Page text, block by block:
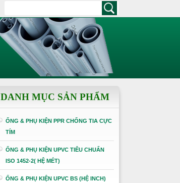
DANH MỤC SẢN PHẨM
ỐNG & PHỤ KIỆN PPR CHỐNG TIA CỰC
TÍM
ỐNG & PHỤ KIỆN UPVC TIÊU CHUẨN
ISO 1452-2( HỆ MÉT)
ỐNG & PHỤ KIỆN UPVC BS (HỆ INCH)